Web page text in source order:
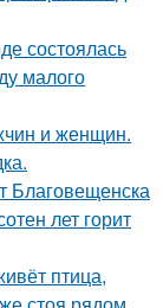
состоялась
малого
и женщин.
Благовещенска
лет горит
птица,